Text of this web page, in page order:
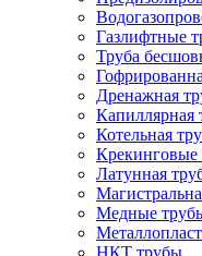
Газлифтные
Труба
Дренажная
Капиллярная
Котельная
Крекинговые
Латунная
Медные
НКТ трубы